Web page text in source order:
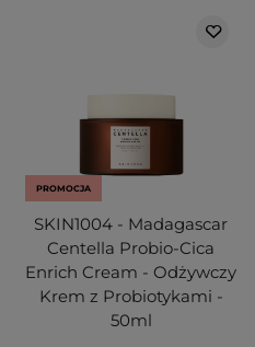
PROMOCJA
SKIN1004 - Madagascar
Centella Probio-Cica
Enrich Cream - Odżywczy
Krem z Probiotykami -
50ml